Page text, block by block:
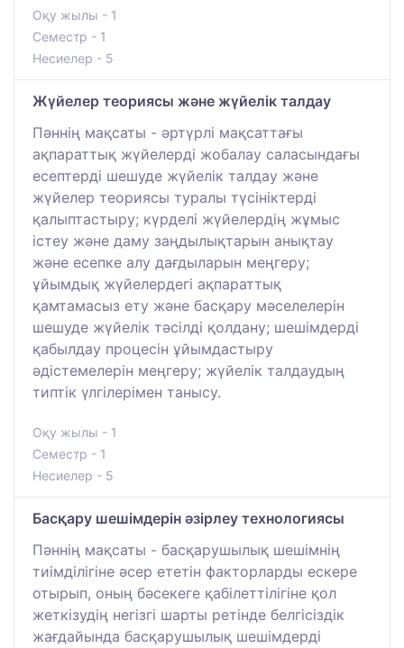
Оқу жылы - 1
Семестр - 1
Несиелер - 5
Жүйелер теориясы және жүйелік талдау
Пәннің мақсаты - әртүрлі мақсаттағы
ақпараттық жүйелерді жобалау саласындағы
есептерді шешуде жүйелік талдау және
жүйелер теориясы туралы түсініктерді
қалыптастыру; күрделі жүйелердің жұмыс
істеу және даму заңдылықтарын анықтау
және есепке алу дағдыларын меңгеру;
ұйымдық жүйелердегі ақпараттық
қамтамасыз ету және басқару мәселелерін
шешуде жүйелік тәсілді қолдану; шешімдерді
қабылдау процесін ұйымдастыру
әдістемелерін меңгеру; жүйелік талдаудың
типтік үлгілерімен танысу.
Оқу жылы - 1
Семестр - 1
Несиелер - 5
Басқару шешімдерін әзірлеу технологиясы
Пәннің мақсаты - басқарушылық шешімнің
тиімділігіне әсер ететін факторларды ескере
отырып, оның бәсекеге қабілеттілігіне қол
жеткізудің негізгі шарты ретінде белгісіздік
жағдайында басқарушылық шешімдерді